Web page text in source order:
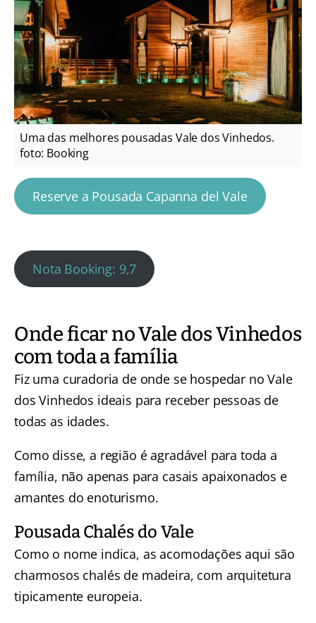
Uma das melhores pousadas Vale dos Vinhedos.
foto: Booking
Reserve a Pousada Capanna del Vale
Nota Booking: 9,7
Onde ficar no Vale dos Vinhedos
com toda a família
Fiz uma curadoria de onde se hospedar no Vale
dos Vinhedos ideais para receber pessoas de
todas as idades.
Como disse, a região é agradável para toda a
família, não apenas para casais apaixonados e
amantes do enoturismo.
Pousada Chalés do Vale
Como o nome indica, as acomodações aqui são
charmosos chalés de madeira, com arquitetura
tipicamente europeia.